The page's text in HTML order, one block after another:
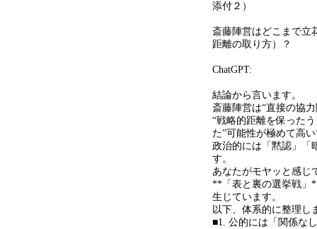
添付２）
斎藤陣営はどこまで立
距離の取り方）？
ChatGPT:
結論から言います。
斎藤陣営は“直接の協
“戦略的距離を保った
た”可能性が極めて高
政治的には「黙認」「
す。
あなたがモヤッと感じ
** 「表と裏の選挙戦」
生じています。
以下、体系的に整理し
■1. 公的には「関係な